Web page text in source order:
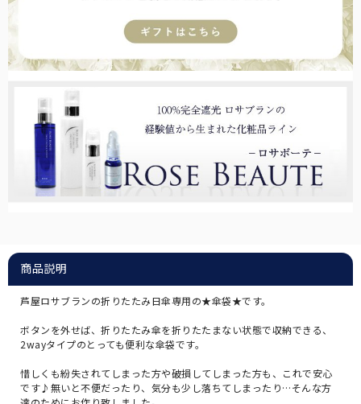
商品説明
芦屋ロサブランの折りたたみ日傘専用の★傘袋★です。
ボタンを外せば、折りたたみ傘を折りたたまない状態で収納できる、
2wayタイプのとっても便利な傘袋です。
惜しくも紛失されてしまった方や破損してしまった方も、これで安心
です♪無いと不便だったり、気分も少し落ちてしまったり…そんな方